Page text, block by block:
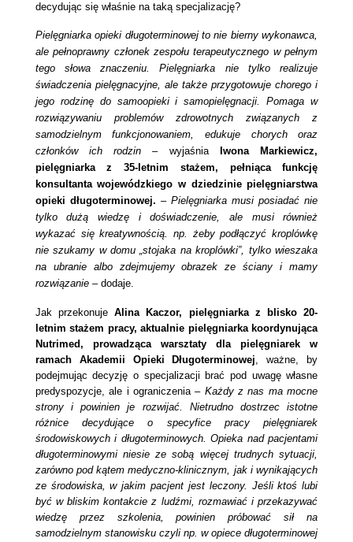
decydując się właśnie na taką specjalizację?
Pielęgniarka opieki długoterminowej to nie bierny wykonawca,
ale pełnoprawny członek zespołu terapeutycznego w pełnym
tego słowa znaczeniu. Pielęgniarka nie tylko realizuje
świadczenia pielęgnacyjne, ale także przygotowuje chorego i
jego rodzinę do samoopieki i samopielęgnacji. Pomaga w
rozwiązywaniu problemów zdrowotnych związanych z
samodzielnym funkcjonowaniem, edukuje chorych oraz
członków ich rodzin – wyjaśnia
Iwona Markiewicz,
pielęgniarka z 35-letnim stażem, pełniąca funkcję
konsultanta wojewódzkiego w dziedzinie pielęgniarstwa
opieki długoterminowej. –Pielęgniarka musi posiadać nie
tylko dużą wiedzę i doświadczenie, ale musi również
wykazać się kreatywnością. np. żeby podłączyć kroplówkę
nie szukamy w domu „stojaka na kroplówki”, tylko wieszaka
na ubranie albo zdejmujemy obrazek ze ściany i mamy
rozwiązanie – dodaje.
Jak przekonuje Alina Kaczor, pielęgniarka z blisko 20-
letnim stażem pracy, aktualnie pielęgniarka koordynująca
Nutrimed, prowadząca warsztaty dla pielęgniarek w
ramach Akademii Opieki Długoterminowej, ważne, by
podejmując decyzję o specjalizacji brać pod uwagę własne
predyspozycje, ale i ograniczenia – Każdy z nas ma mocne
strony i powinien je rozwijać. Nietrudno dostrzec istotne
różnice decydujące o specyfice pracy pielęgniarek
środowiskowych i długoterminowych. Opieka nad pacjentami
długoterminowymi niesie ze sobą więcej trudnych sytuacji,
zarówno pod kątem medyczno-klinicznym, jak i wynikających
ze środowiska, w jakim pacjent jest leczony. Jeśli ktoś lubi
być w bliskim kontakcie z ludźmi, rozmawiać i przekazywać
wiedzę przez szkolenia, powinien próbować sił na
samodzielnym stanowisku czyli np. w opiece długoterminowej